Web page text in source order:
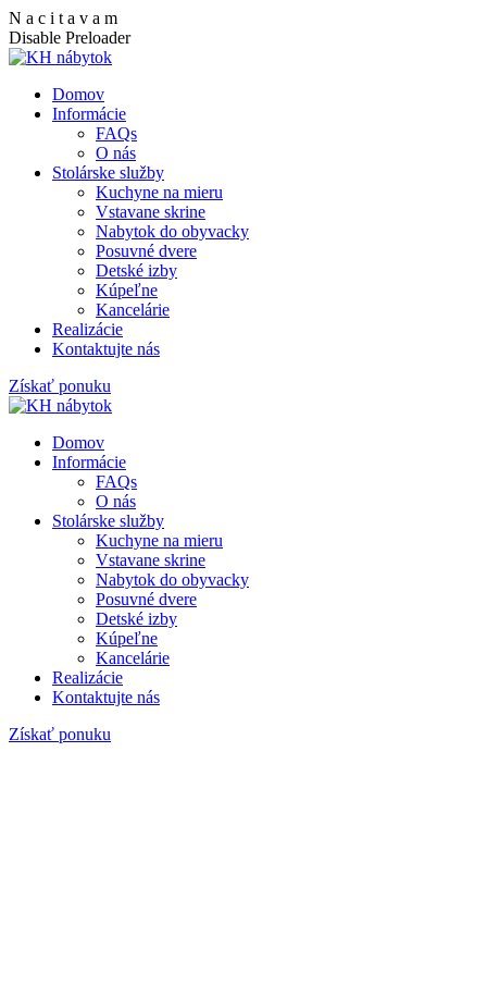
N a c i t a v a m
Disable Preloader
Domov
Informácie
FAQs
O nás
Stolárske služby
Kuchyne na mieru
Vstavane skrine
Nabytok do obyvacky
Posuvné dvere
Detské izby
Kúpeľne
Kancelárie
Realizácie
Kontaktujte nás
Získať ponuku
Domov
Informácie
FAQs
O nás
Stolárske služby
Kuchyne na mieru
Vstavane skrine
Nabytok do obyvacky
Posuvné dvere
Detské izby
Kúpeľne
Kancelárie
Realizácie
Kontaktujte nás
Získať ponuku